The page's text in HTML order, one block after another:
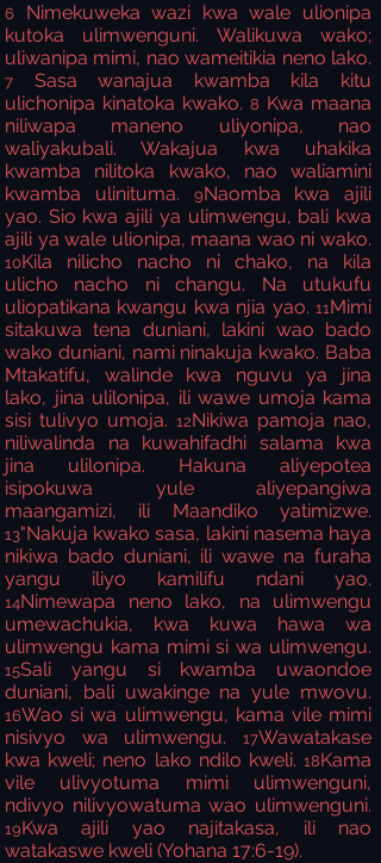
6 Nimekuweka wazi kwa wale ulionipa
kutoka ulimwenguni. Walikuwa wako;
uliwanipa mimi, nao wameitikia neno lako.
7 Sasa wanajua kwamba kila kitu
ulichonipa kinatoka kwako. 8 Kwa maana
niliwapa maneno uliyonipa, nao
waliyakubali. Wakajua kwa uhakika
kwamba nilitoka kwako, nao waliamini
kwamba ulinituma.
9Naomba kwa ajili
yao. Sio kwa ajili ya ulimwengu, bali kwa
ajili ya wale ulionipa, maana wao ni wako.
10Kila nilicho nacho ni chako, na kila
ulicho nacho ni changu. Na utukufu
uliopatikana kwangu kwa njia yao. 11Mimi
sitakuwa tena duniani, lakini wao bado
wako duniani, nami ninakuja kwako. Baba
Mtakatifu, walinde kwa nguvu ya jina
lako, jina ulilonipa, ili wawe umoja kama
sisi tulivyo umoja. 12Nikiwa pamoja nao,
niliwalinda na kuwahifadhi salama kwa
jina ulilonipa. Hakuna aliyepotea
isipokuwa yule aliyepangiwa
maangamizi, ili Maandiko yatimizwe.
13"Nakuja kwako sasa, lakini nasema haya
nikiwa bado duniani, ili wawe na furaha
yangu iliyo kamilifu ndani yao.
14Nimewapa neno lako, na ulimwengu
umewachukia, kwa kuwa hawa wa
ulimwengu kama mimi si wa ulimwengu.
15Sali yangu si kwamba uwaondoe
duniani, bali uwakinge na yule mwovu.
16Wao si wa ulimwengu, kama vile mimi
nisivyo wa ulimwengu. 17Wawatakase
kwa kweli; neno lako ndilo kweli. 18Kama
vile ulivyotuma mimi ulimwenguni,
ndivyo nilivyowatuma wao ulimwenguni.
19Kwa ajili yao najitakasa, ili nao
watakaswe kweli (Yohana 17:6-19).